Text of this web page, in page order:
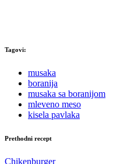
Tagovi:
musaka
boranija
musaka sa boranijom
mleveno meso
kisela pavlaka
Prethodni recept
Chikenburger